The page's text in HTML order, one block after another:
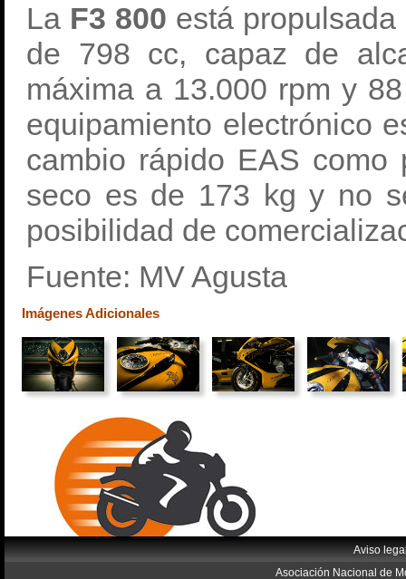
La F3 800 está
de 798 cc, capaz de
máxima a 13.000 rpm y
equipamiento electrónico
cambio rápido EAS como
seco es de 173 kg y no
posibilidad de
Fuente: MV Agusta
Imágenes Adicionales
Aviso
Asociación Nacional de